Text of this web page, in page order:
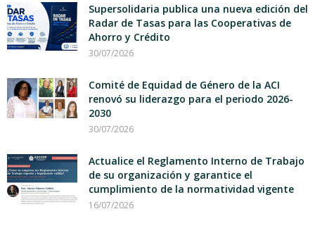
Supersolidaria publica una nueva edición del
Radar de Tasas para las Cooperativas de
Ahorro y Crédito
30/07/2026
Comité de Equidad de Género de la ACI
renovó su liderazgo para el periodo 2026-
2030
30/07/2026
Actualice el Reglamento Interno de Trabajo
de su organización y garantice el
cumplimiento de la normatividad vigente
16/07/2026